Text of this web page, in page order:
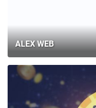
ALEX WEBБРИФЫ
КАРЬЕРА
БЛОГ